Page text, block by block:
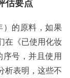
的原料，如果
在《已使用化妆
号，并且使用
析表明，这些不